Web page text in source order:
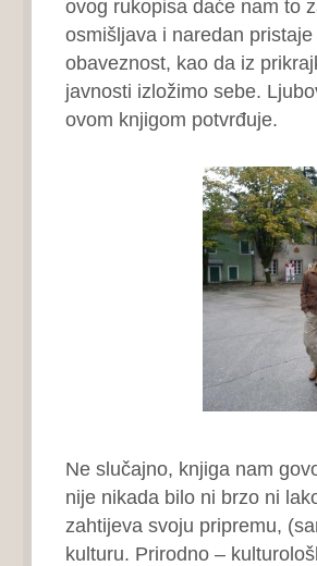
ovog rukopisa daće nam to
osmišljava i naredan
obaveznost, kao da iz
javnosti izložimo sebe.
ovom knjigom potvrđuje.
Ne slučajno, knjiga nam
nije nikada bilo ni brzo ni
zahtijeva svoju pripremu,
kulturu. Prirodno –